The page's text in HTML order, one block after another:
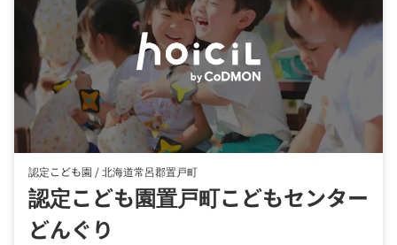
認定こども園 /北海道常呂郡置戸町
認定こども園置戸町こどもセンター
どんぐり